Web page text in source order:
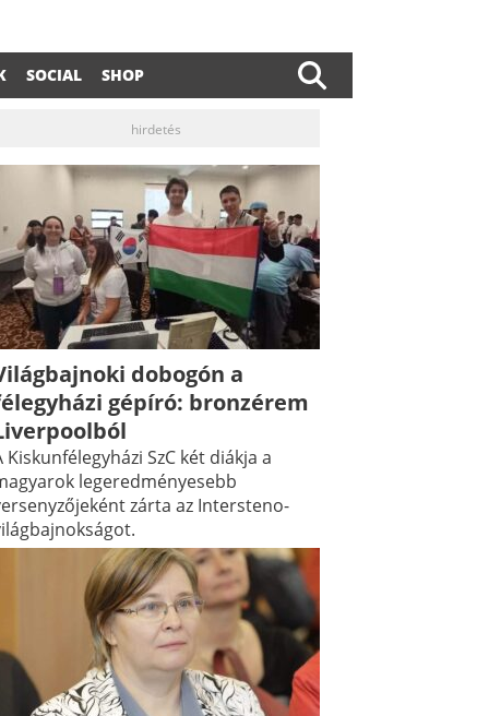
SOCIAL SHOP
hirdetés
dobogón a
gépíró: bronzérem
Kiskunfélegyházi SzC két diákja a
legeredményesebb
zárta az Intersteno-